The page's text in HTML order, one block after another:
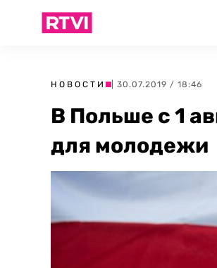
НОВОСТИ | 30.07.2019 / 18:46
В Польше с 1
для молодежи